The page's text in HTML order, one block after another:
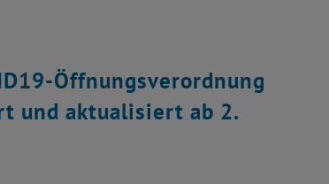
Öffnungsverordnung
und aktualisiert ab 2.